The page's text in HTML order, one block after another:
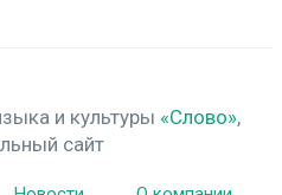
и культуры «Слово»,
сайт